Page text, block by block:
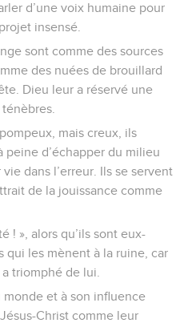
d’une voix humaine pour
insensé.
sont comme des sources
des nuées de brouillard
Dieu leur a réservé une
mais creux, ils
d’échapper du milieu
dans l’erreur. Ils se servent
de la jouissance comme
! », alors qu’ils sont eux-
qui les mènent à la ruine, car
triomphé de lui.
et à son influence
Christ comme leur